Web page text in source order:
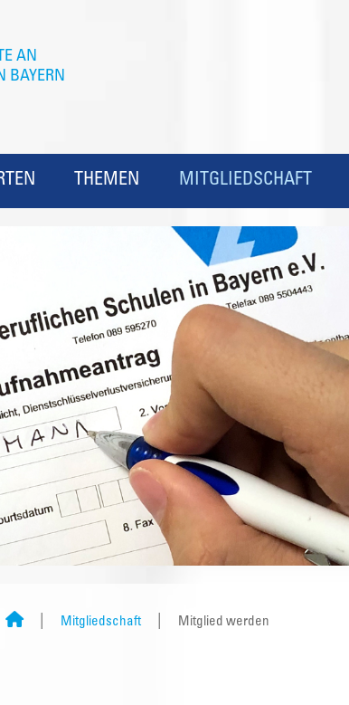
THEMEN MITGLIEDSCHAFT
Mitgliedschaft Mitglied werden